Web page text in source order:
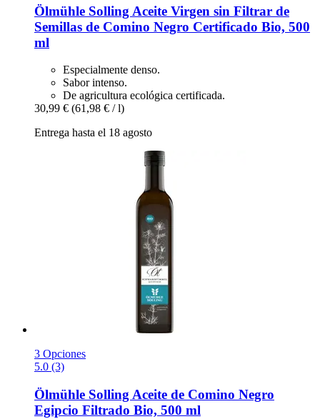
Ölmühle Solling Aceite Virgen sin Filtrar de
Semillas de Comino Negro Certificado Bio, 500
ml
Especialmente denso.
Sabor intenso.
De agricultura ecológica certificada.
30,99 € (61,98 € / l)
Entrega hasta el 18 agosto
3 Opciones
5.0 (3)
Ölmühle Solling Aceite de Comino Negro
Egipcio Filtrado Bio, 500 ml